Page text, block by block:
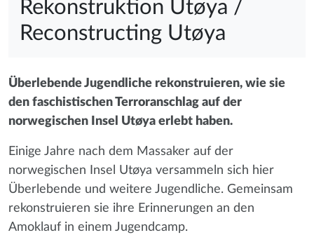
Rekonstruktion Utøya /
Reconstructing Utøya
Überlebende Jugendliche rekonstruieren, wie sie
den faschistischen Terroranschlag auf der
norwegischen Insel Utøya erlebt haben.
Einige Jahre nach dem Massaker auf der
norwegischen Insel Utøya versammeln sich hier
Überlebende und weitere Jugendliche. Gemeinsam
rekonstruieren sie ihre Erinnerungen an den
Amoklauf in einem Jugendcamp.